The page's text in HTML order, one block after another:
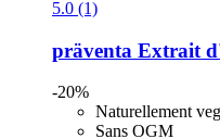
5.0 (1)
präventa Extrait
-20%
Naturellement
Sans OGM